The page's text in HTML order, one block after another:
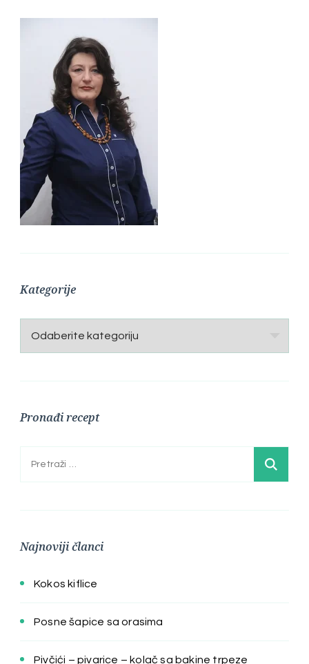
Kategorije
Kategorije
Pronađi recept
Pretraga:
Najnoviji članci
Kokos kiflice
Posne šapice sa orasima
Pivčići – pivarice – kolač sa bakine trpeze